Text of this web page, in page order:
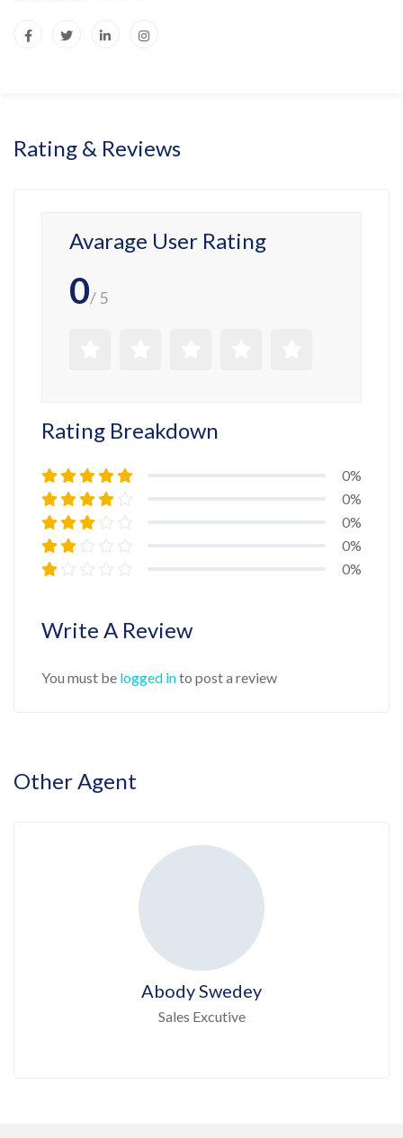
Rating & Reviews
Avarage User Rating
0/ 5
Rating Breakdown
0%
0%
0%
0%
0%
Write A Review
You must be logged into post a review
Other Agent
Abody Swedey
Sales Excutive